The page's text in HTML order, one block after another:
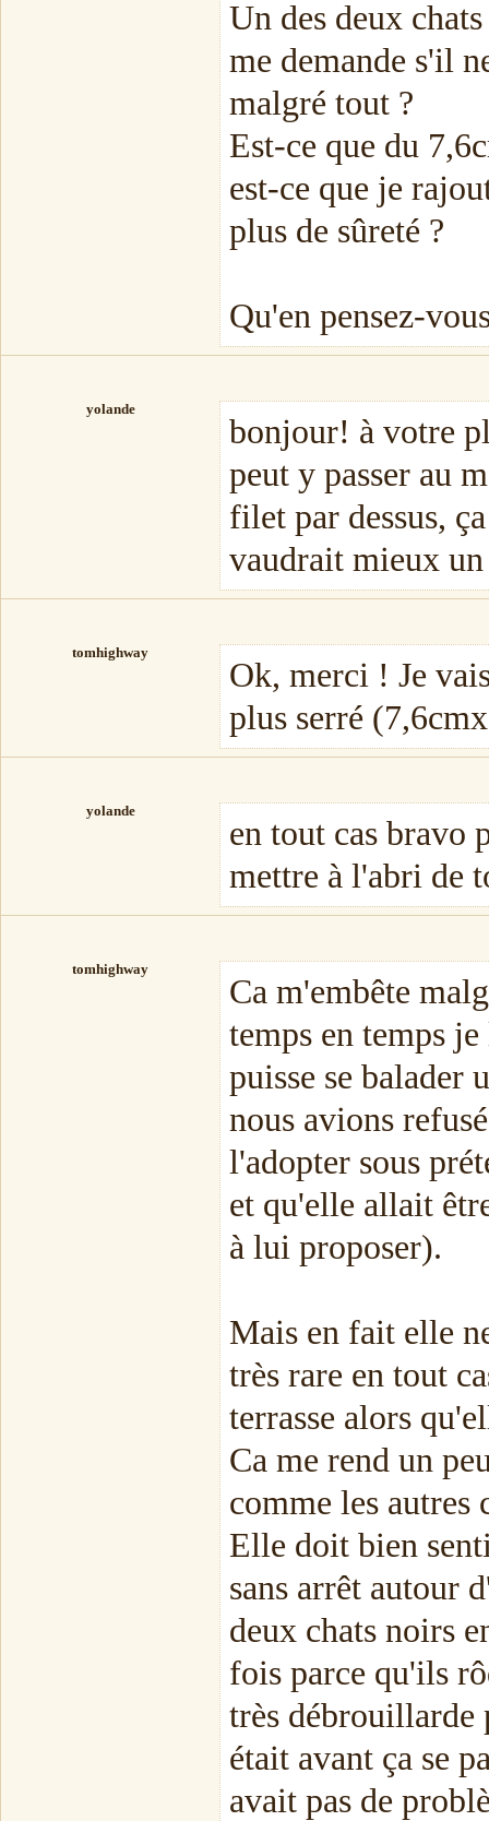
Un des deux
me demande s'il
malgré tout ?
Est-ce que du
est-ce que je
plus de sûreté ?
Qu'en pensez-
yolande
bonjour! à votre
peut y passer au
filet par dessus,
vaudrait mieux
tomhighway
Ok, merci ! Je
plus serré
yolande
en tout cas bravo
mettre à l'abri de
tomhighway
Ca m'embête
temps en temps
puisse se balader
nous avions
l'adopter sous
et qu'elle allait
à lui proposer).
Mais en fait elle
très rare en tout
terrasse alors
Ca me rend un
comme les autres
Elle doit bien
sans arrêt autour
deux chats noirs
fois parce qu'ils
très débrouillarde
était avant ça se
avait pas de